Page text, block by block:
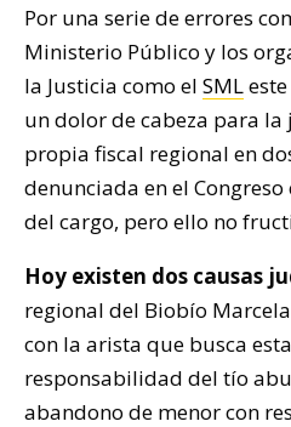
Por una serie de errores
Ministerio Público y los
la Justicia como el SML
un dolor de cabeza para la
propia fiscal regional en
denunciada en el
del cargo, pero ello no
Hoy existen dos causas
regional del Biobío
con la arista que busca
responsabilidad del tío
abandono de menor con